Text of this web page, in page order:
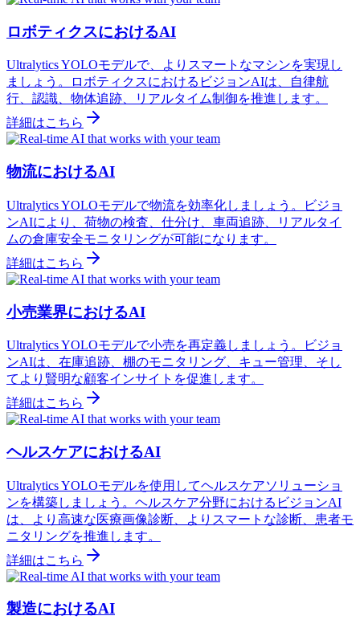
ロボティクスにおけるAI
Ultralytics YOLOモデルで、よりスマートなマシンを実現し
ましょう。ロボティクスにおけるビジョンAIは、自律航
行、認識、物体追跡、リアルタイム制御を推進します。
詳細はこちら
物流におけるAI
Ultralytics YOLOモデルで物流を効率化しましょう。ビジョ
ンAIにより、荷物の検査、仕分け、車両追跡、リアルタイ
ムの倉庫安全モニタリングが可能になります。
詳細はこちら
小売業界におけるAI
Ultralytics YOLOモデルで小売を再定義しましょう。ビジョ
ンAIは、在庫追跡、棚のモニタリング、キュー管理、そし
てより賢明な顧客インサイトを促進します。
詳細はこちら
ヘルスケアにおけるAI
Ultralytics YOLOモデルを使用してヘルスケアソリューショ
ンを構築しましょう。ヘルスケア分野におけるビジョンAI
は、より高速な医療画像診断、よりスマートな診断、患者モ
ニタリングを推進します。
詳細はこちら
製造におけるAI